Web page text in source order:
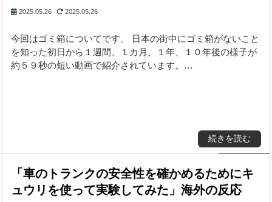
2025.05.26 2025.05.26
今回はゴミ箱についてです。 日本の街中にゴミ箱がないこと
を知った初日から１週間、１カ月、１年、１０年後の様子が
約５９秒の短い動画で紹介されています。…
続きを読む
「車のトランクの安全性を確かめるためにキ
ュウリを使って実験してみた」海外の反応